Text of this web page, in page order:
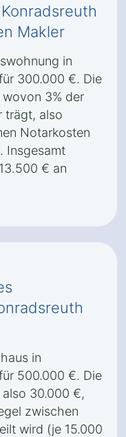
Makler
in
300.000 €. Die
3% der
trägt, also
Notarkosten
Insgesamt
€ an
in
500.000 €. Die
30.000 €,
zwischen
wird (je 15.000